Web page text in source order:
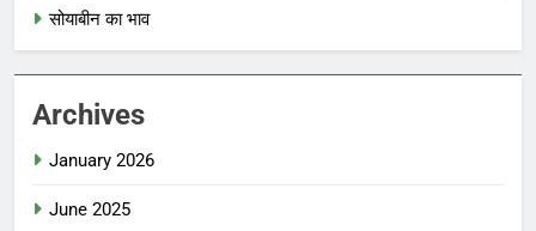
सोयाबीन का भाव
Archives
January 2026
June 2025